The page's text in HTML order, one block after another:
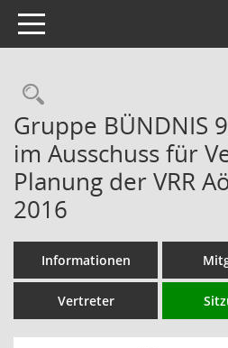
Toggle navigation
Rechercheauswahl
Gruppe BÜNDNIS
im Ausschuss für
Planung der VRR
2016
Informationen
Vertreter